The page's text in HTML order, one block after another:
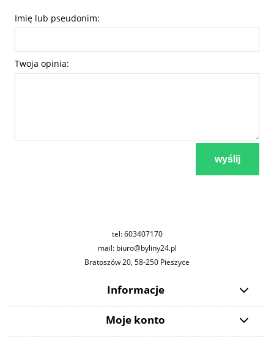
Imię lub pseudonim:
Twoja opinia:
wyślij
tel: 603407170
mail: biuro@byliny24.pl
Bratoszów 20, 58-250 Pieszyce
Informacje
Moje konto